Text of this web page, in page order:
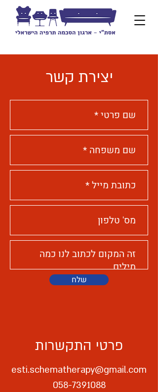
יצירת קשר
שלח
פרטי התקשרות
esti.schematherapy@gmail.com
058-7391088